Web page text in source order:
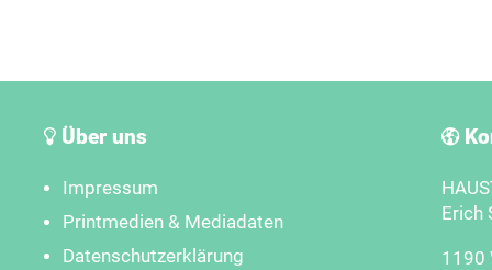
Über uns
Impressum
Printmedien & Mediadaten
Datenschutzerklärung
Erich
1190